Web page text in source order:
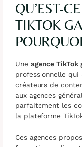
QU’EST-
TIKTOK
Uneagence TikTok
professionnelle qui
créateurs de
aux agences
parfaitement les
la plateforme
Ces agences